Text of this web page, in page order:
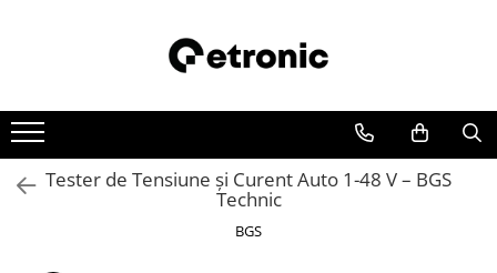
Tester de Tensiune și Curent Auto 1-48 V – BGS
Technic
BGS